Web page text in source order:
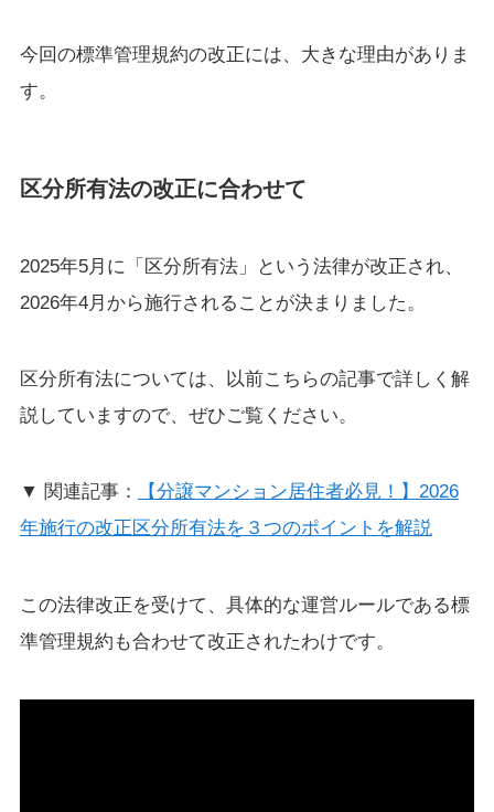
今回の標準管理規約の改正には、大きな理由がありま
す。
区分所有法の改正に合わせて
2025年5月に「区分所有法」という法律が改正され、
2026年4月から施行されることが決まりました。
区分所有法については、以前こちらの記事で詳しく解
説していますので、ぜひご覧ください。
▼ 関連記事：
【分譲マンション居住者必見！】2026
年施行の改正区分所有法を３つのポイントを解説
この法律改正を受けて、具体的な運営ルールである標
準管理規約も合わせて改正されたわけです。